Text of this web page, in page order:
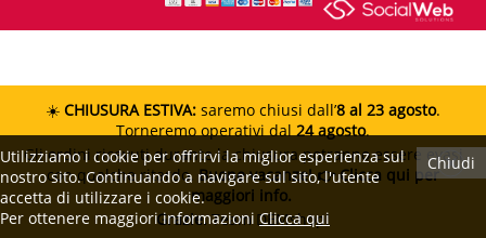
Chiudi
Utilizziamo i cookie per offrirvi la miglior esperienza sul
nostro sito. Continuando a navigare sul sito, l'utente
accetta di utilizzare i cookie.
Per ottenere maggiori informazioniClicca qui
☀️ CHIUSURA ESTIVA: saremo chiusi dall’8 al 23 agosto.
Torneremo operativi dal24 agosto.
Gli ordini ricevuti durante la chiusura potranno essere evasi
con qualche ritardo. Buone vacanze!👉 Clicca qui per
maggiori info.
Grazie.Team DEMshop!